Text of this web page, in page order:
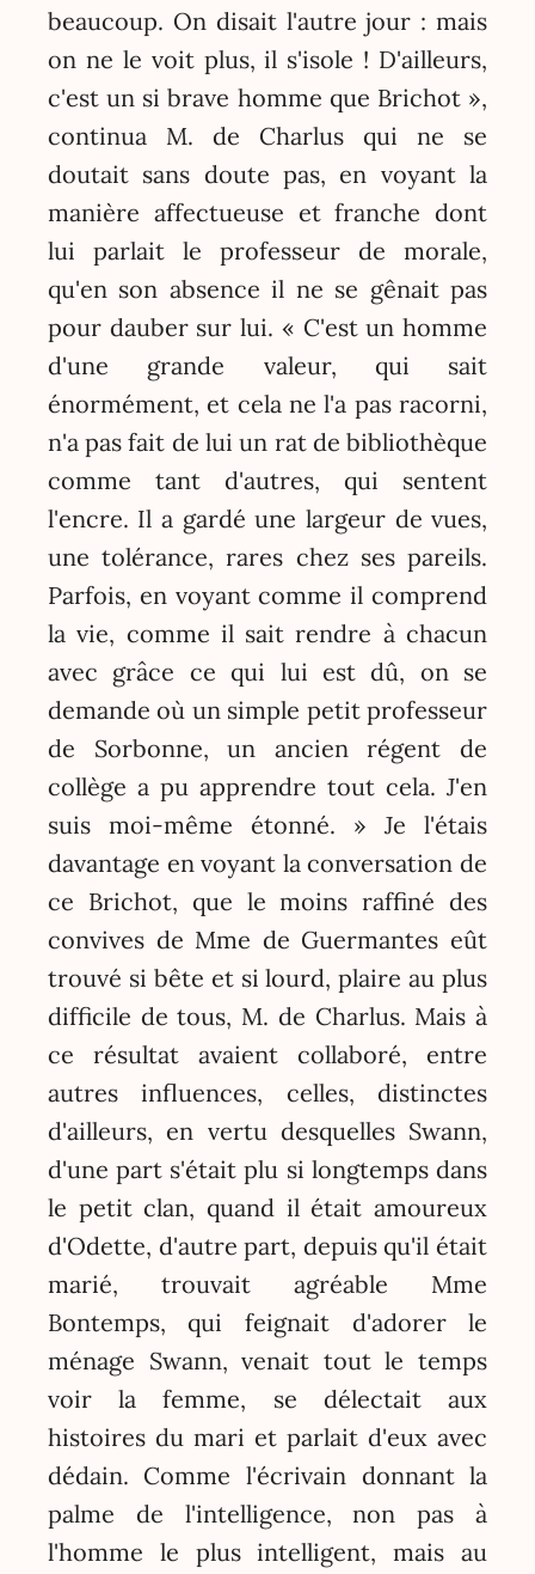
beaucoup. On disait l'autre jour : mais
on ne le voit plus, il s'isole ! D'ailleurs,
c'est un si brave homme que Brichot »,
continua M. de Charlus qui ne se
doutait sans doute pas, en voyant la
manière affectueuse et franche dont
lui parlait le professeur de morale,
qu'en son absence il ne se gênait pas
pour dauber sur lui. « C'est un homme
d'une grande valeur, qui sait
énormément, et cela ne l'a pas racorni,
n'a pas fait de lui un rat de bibliothèque
comme tant d'autres, qui sentent
l'encre. Il a gardé une largeur de vues,
une tolérance, rares chez ses pareils.
Parfois, en voyant comme il comprend
la vie, comme il sait rendre à chacun
avec grâce ce qui lui est dû, on se
demande où un simple petit professeur
de Sorbonne, un ancien régent de
collège a pu apprendre tout cela. J'en
suis moi-même étonné. » Je l'étais
davantage en voyant la conversation de
ce Brichot, que le moins raffiné des
convives de Mme de Guermantes eût
trouvé si bête et si lourd, plaire au plus
difficile de tous, M. de Charlus. Mais à
ce résultat avaient collaboré, entre
autres influences, celles, distinctes
d'ailleurs, en vertu desquelles Swann,
d'une part s'était plu si longtemps dans
le petit clan, quand il était amoureux
d'Odette, d'autre part, depuis qu'il était
marié, trouvait agréable Mme
Bontemps, qui feignait d'adorer le
ménage Swann, venait tout le temps
voir la femme, se délectait aux
histoires du mari et parlait d'eux avec
dédain. Comme l'écrivain donnant la
palme de l'intelligence, non pas à
l'homme le plus intelligent, mais au